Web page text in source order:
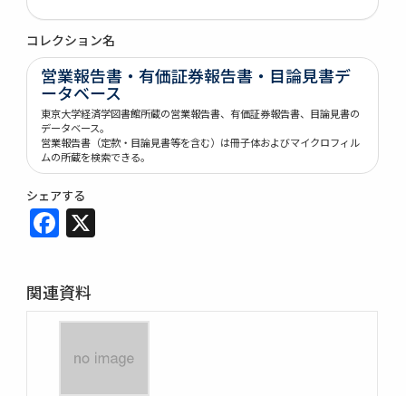
コレクション名
営業報告書・有価証券報告書・目論見書デ
ータベース
東京大学経済学図書館所蔵の営業報告書、有価証券報告書、目論見書の
データベース。
営業報告書（定款・目論見書等を含む）は冊子体およびマイクロフィル
ムの所蔵を検索できる。
シェアする
Facebook
関連資料